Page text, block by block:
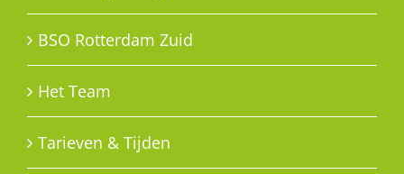
BSO Rotterdam Zuid
Het Team
Tarieven & Tijden